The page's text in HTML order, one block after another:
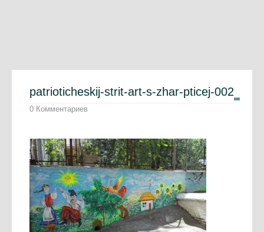
patrioticheskij-strit-art-s-zhar-pticej-002
0 Комментариев